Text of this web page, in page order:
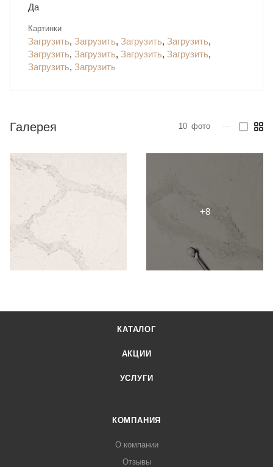
Да
Картинки
Загрузить, Загрузить, Загрузить, Загрузить,
Загрузить, Загрузить, Загрузить, Загрузить,
Загрузить, Загрузить
Галерея 10 фото
КАТАЛОГ
АКЦИИ
УСЛУГИ
КОМПАНИЯ
О компании
Отзывы